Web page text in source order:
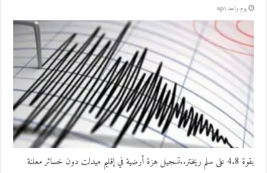
يوم واحد ago
بقوة 4.8 على سلم ريختر..تسجيل هزة أرضية في إقليم ميدلت دون خسائر معلنة